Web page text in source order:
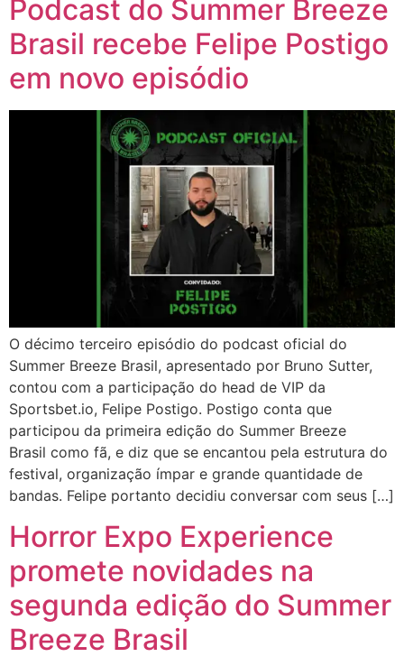
Podcast do Summer Breeze
Brasil recebe Felipe Postigo
em novo episódio
O décimo terceiro episódio do podcast oficial do
Summer Breeze Brasil, apresentado por Bruno Sutter,
contou com a participação do head de VIP da
Sportsbet.io, Felipe Postigo. Postigo conta que
participou da primeira edição do Summer Breeze
Brasil como fã, e diz que se encantou pela estrutura do
festival, organização ímpar e grande quantidade de
bandas. Felipe portanto decidiu conversar com seus […]
Horror Expo Experience
promete novidades na
segunda edição do Summer
Breeze Brasil